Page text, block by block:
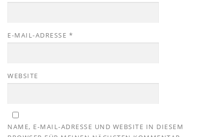
E-MAIL-ADRESSE *
WEBSITE
NAME, E-MAIL-ADRESSE UND WEBSITE IN DIESEM